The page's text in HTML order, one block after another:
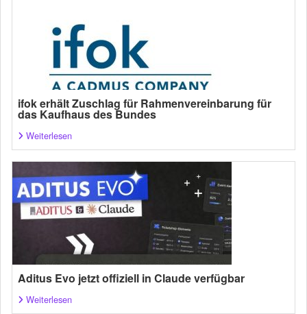
ifok erhält Zuschlag für Rahmenvereinbarung für
das Kaufhaus des Bundes
Weiterlesen
Aditus Evo jetzt offiziell in Claude verfügbar
Weiterlesen